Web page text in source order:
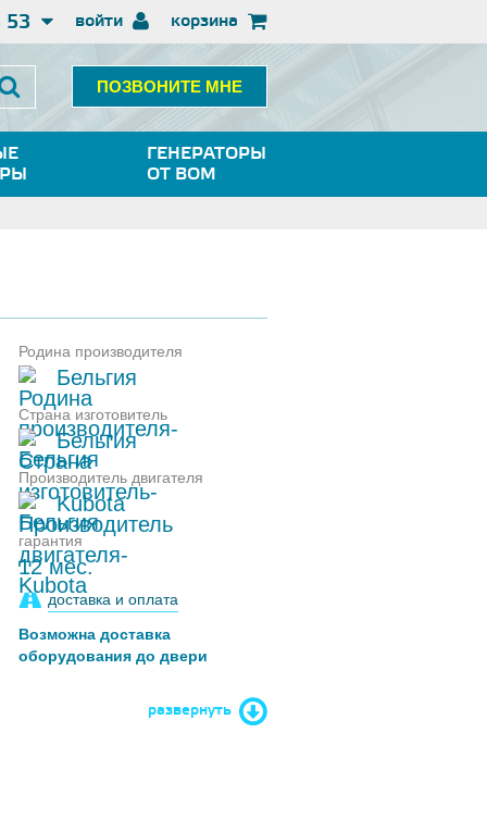
войти
53 корзина
ПОЗВОНИТЕ МНЕ
ГЕНЕРАТОРЫ
ОТ ВОМ
Родина производителя
Бельгия
Страна изготовитель
Бельгия
Производитель двигателя
Kubota
гарантия
12 мес.
доставка и оплата
Возможна доставка
оборудования до двери
развернуть